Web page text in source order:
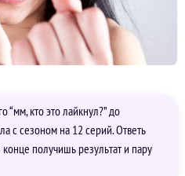
“мм, кто это лайкнул?” до
с сезоном на 12 серий. Ответь
получишь результат и пару